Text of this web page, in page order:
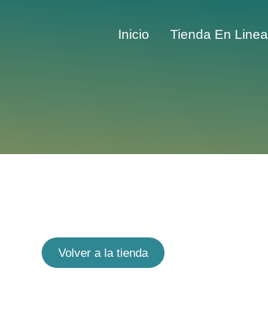
Inicio Tienda En Linea
Volver a la tienda